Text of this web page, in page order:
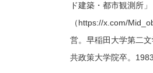
ド建築・都市観測所」
（https://x.com/
営。早稲田大学第二
共政策大学院卒。